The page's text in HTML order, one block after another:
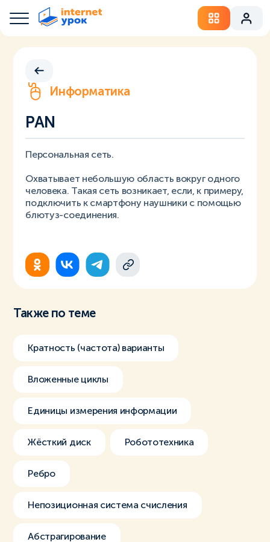
Информатика
PAN
Персональная сеть.
Охватывает небольшую область вокруг одного
человека. Такая сеть возникает, если, к примеру,
подключить к смартфону наушники с помощью
блютуз-соединения.
Также по теме
Кратность (частота) варианты
Вложенные циклы
Единицы измерения информации
Жёсткий диск Робототехника
Ребро
Непозиционная система счисления
Абстрагирование